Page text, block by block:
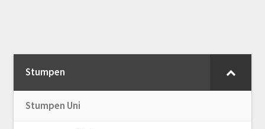
Stumpen
Stumpen Uni